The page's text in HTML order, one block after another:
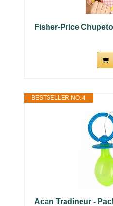
Fisher-Price
BESTSELLER NO. 4
Acan Tradineur -